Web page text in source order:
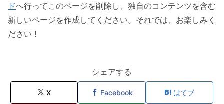
ドへ行ってこのページを削除し、独自のコンテンツを含む
新しいページを作成してください。それでは、お楽しみく
ださい !
シェアする
X Facebook はてブ